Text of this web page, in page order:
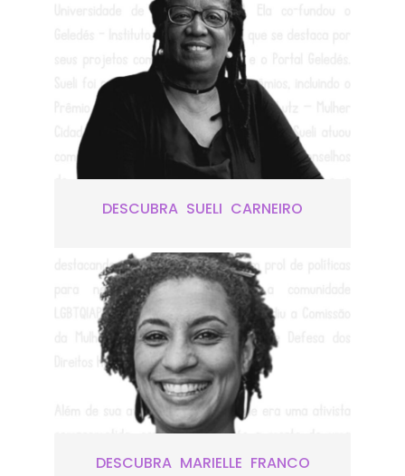
DESCUBRA SUELI CARNEIRO
DESCUBRA MARIELLE FRANCO